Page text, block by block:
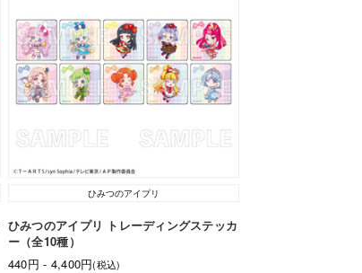
ひみつのアイプリ
ひみつのアイプリ トレーディングステッカ
ー（全10種）
440円 - 4,400円(税込)